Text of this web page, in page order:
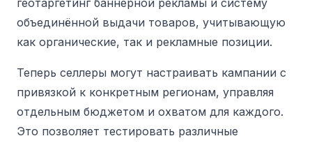
геотаргетинг баннерной рекламы и систему
объединённой выдачи товаров, учитывающую
как органические, так и рекламные позиции.
Теперь селлеры могут настраивать кампании с
привязкой к конкретным регионам, управляя
отдельным бюджетом и охватом для каждого.
Это позволяет тестировать различные